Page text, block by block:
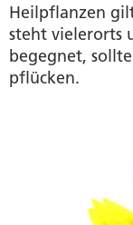
Heilpflanzen
steht vielerorts
begegnet,
pflücken.